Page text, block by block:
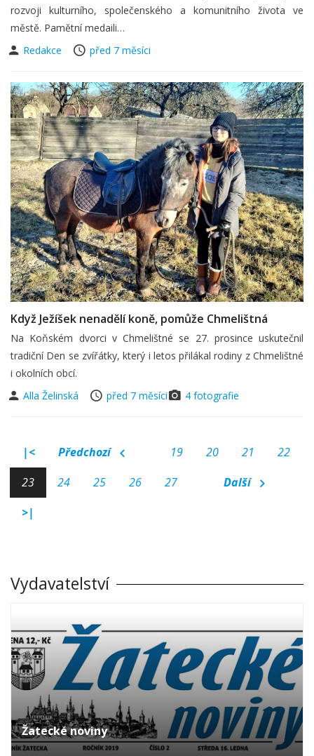
rozvoji kulturního, společenského a komunitního života ve
městě. Pamětní medaili…
Redakce
před 7 měsíci
Když Ježíšek nenadělí koně, pomůže Chmelištná
Na Koňském dvorci v Chmelištné se 27. prosince uskutečnil
tradiční Den se zvířátky, který i letos přilákal rodiny z Chmelištné
i okolních obcí.
Alla Želinská
před 7 měsíci 4 fotografie
|< Předchozí 19 20 21
22
23
24 25 26 27
Další
>|
Vydavatelství
Žatecké noviny